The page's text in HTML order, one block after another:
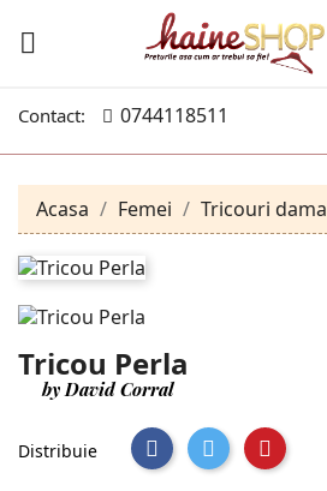

Contact: 0744118511
Acasa Femei Tricouri dama
Tricou Perla
by David Corral
Distribuie